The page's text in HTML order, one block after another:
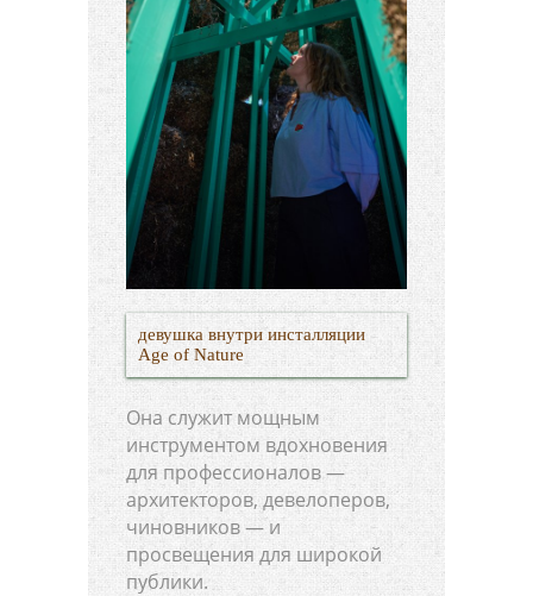
девушка внутри инсталляции
Age of Nature
Она служит мощным
инструментом вдохновения
для профессионалов —
архитекторов, девелоперов,
чиновников — и
просвещения для широкой
публики.